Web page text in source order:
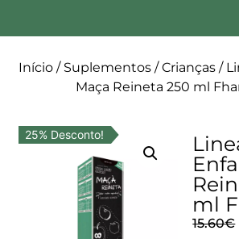
Início / Suplementos /Crianças /
Maça Reineta 250 ml
25% Desconto!
ml
15.60€